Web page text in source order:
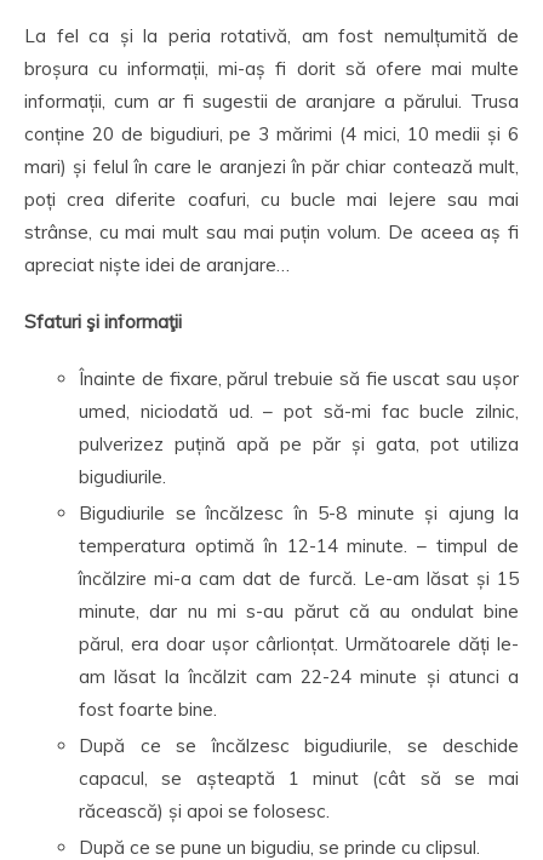
La fel ca și la peria rotativă, am fost nemulțumită de
broșura cu informații, mi-aș fi dorit să ofere mai multe
informații, cum ar fi sugestii de aranjare a părului. Trusa
conține 20 de bigudiuri, pe 3 mărimi (4 mici, 10 medii și 6
mari) și felul în care le aranjezi în păr chiar contează mult,
poți crea diferite coafuri, cu bucle mai lejere sau mai
strânse, cu mai mult sau mai puțin volum. De aceea aș fi
apreciat niște idei de aranjare…
Sfaturi şi informaţii
Înainte de fixare, părul trebuie să fie uscat sau ușor
umed, niciodată ud. – pot să-mi fac bucle zilnic,
pulverizez puțină apă pe păr și gata, pot utiliza
bigudiurile.
Bigudiurile se încălzesc în 5-8 minute și ajung la
temperatura optimă în 12-14 minute. – timpul de
încălzire mi-a cam dat de furcă. Le-am lăsat și 15
minute, dar nu mi s-au părut că au ondulat bine
părul, era doar ușor cârlionțat. Următoarele dăți le-
am lăsat la încălzit cam 22-24 minute și atunci a
fost foarte bine.
După ce se încălzesc bigudiurile, se deschide
capacul, se așteaptă 1 minut (cât să se mai
răcească) și apoi se folosesc.
După ce se pune un bigudiu, se prinde cu clipsul.